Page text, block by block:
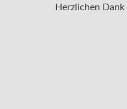
Herzlichen